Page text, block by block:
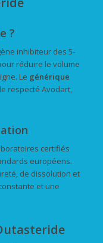
?
inhibiteur des 5-
réduire le volume
Le générique
respecté Avodart,
certifiés
européens.
de dissolution et
et une